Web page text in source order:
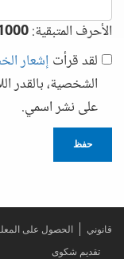
الأحرف المتبقية:
لقد قرأت إشعار
الشخصية، بالقدر
على نشر اسمي.
حفظ
قانوني الحصول على
تقديم شكوى